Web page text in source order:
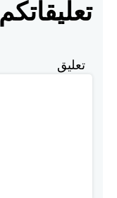
تعليقاتكم
تعليق